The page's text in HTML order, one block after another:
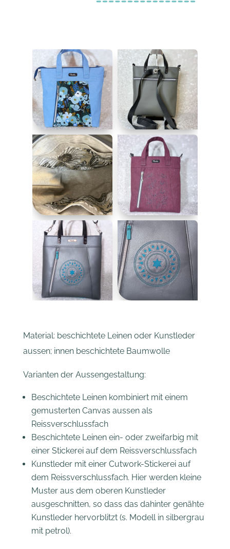
Material: beschichtete Leinen oder Kunstleder
aussen; innen beschichtete Baumwolle
Varianten der Aussengestaltung:
Beschichtete Leinen kombiniert mit einem
gemusterten Canvas aussen als
Reissverschlussfach
Beschichtete Leinen ein- oder zweifarbig mit
einer Stickerei auf dem Reissverschlussfach
Kunstleder mit einer Cutwork-Stickerei auf
dem Reissverschlussfach. Hier werden kleine
Muster aus dem oberen Kunstleder
ausgeschnitten, so dass das dahinter genähte
Kunstleder hervorblitzt (s. Modell in silbergrau
mit petrol).